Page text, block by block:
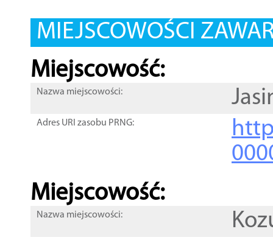
MIEJSCOWOŚCI
Miejscowość:
Nazwa miejscowości:
Adres URI zasobu PRNG:
Miejscowość:
Nazwa miejscowości: